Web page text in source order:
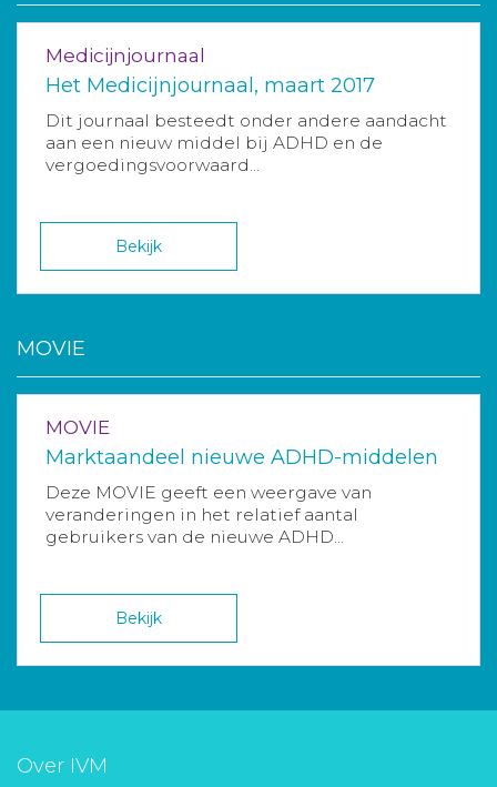
Medicijnjournaal
Het Medicijnjournaal, maart 2017
Dit journaal besteedt onder andere aandacht
aan een nieuw middel bij ADHD en de
vergoedingsvoorwaard...
Bekijk
MOVIE
MOVIE
Marktaandeel nieuwe ADHD-middelen
Deze MOVIE geeft een weergave van
veranderingen in het relatief aantal
gebruikers van de nieuwe ADHD...
Bekijk
Over IVM